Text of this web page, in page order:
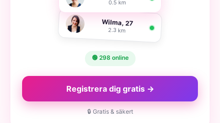
0.5 km
Wilma, 27
2.3 km
🟢 298 online
Registrera dig gratis →
🔒 Gratis & säkert